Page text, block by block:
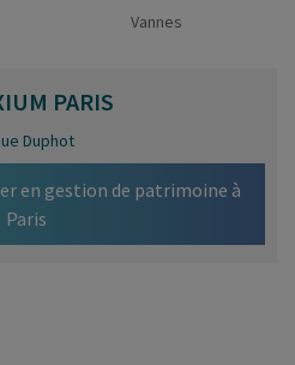
Vannes
PARIS
Duphot
en gestion de patrimoine à
Paris